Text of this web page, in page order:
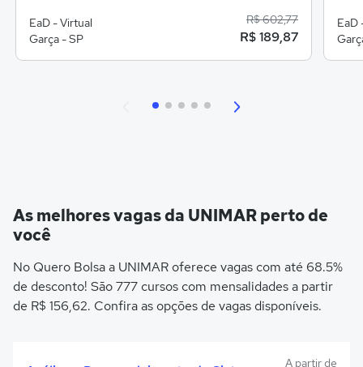
EaD - Virtual
Garça - SP
R$ 602,77
R$ 189,87
EaD
As melhores vagas da UNIMAR perto de
você
No Quero Bolsa a UNIMAR oferece vagas com até 68.5%
de desconto! São 777 cursos com mensalidades a partir
de R$ 156,62. Confira as opções de vagas disponíveis.
A partir de